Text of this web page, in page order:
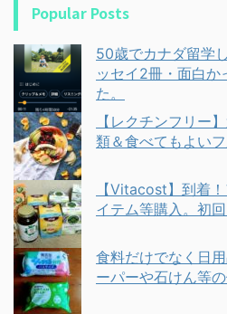
Popular Posts
50歳でカナダ留学
ッセイ2冊・面白
た。
【レクチンフリー
類＆食べてもよいフ
【Vitacost】到着
イテム等購入。初
食料だけでなく日
ーパーや石けん等の